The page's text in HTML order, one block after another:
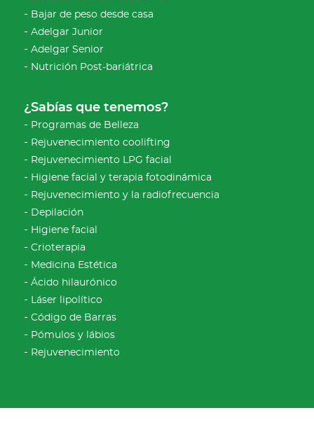
Bajar de peso desde casa
Adelgar Junior
Adelgar Senior
Nutrición Post-bariátrica
¿Sabías que tenemos?
Programas de Belleza
Rejuvenecimiento coolifting
Rejuvenecimiento LPG facial
Higiene facial y terapia fotodinámica
Rejuvenecimiento y la radiofrecuencia
Depilación
Higiene facial
Crioterapia
Medicina Estética
Ácido hilaurónico
Láser lipolítico
Código de Barras
Pómulos y lábios
Rejuvenecimiento